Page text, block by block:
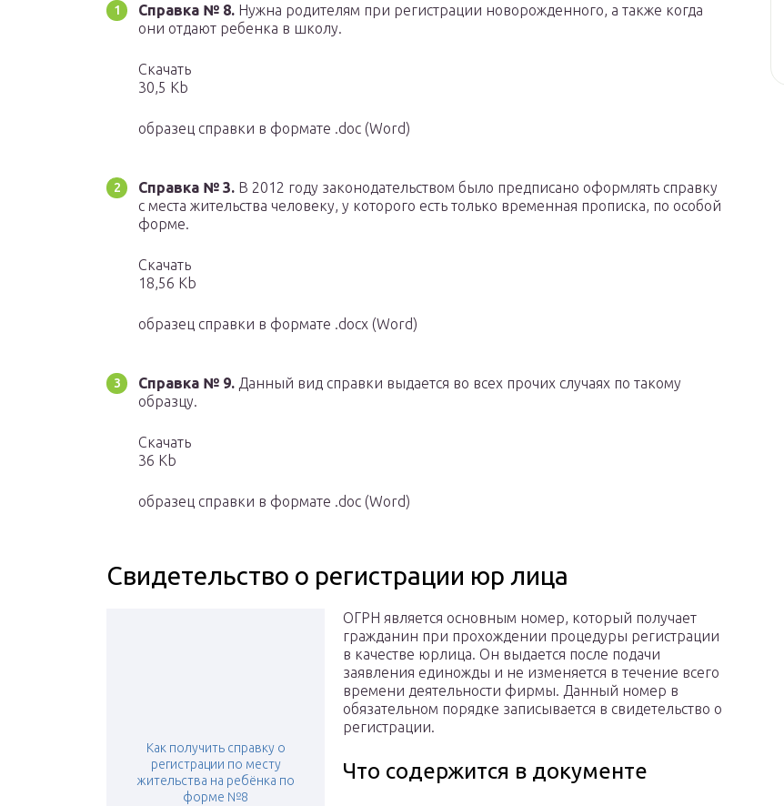
Справка № 8. Нужна родителям при регистрации новорожденного, а также когда
они отдают ребенка в школу.
Скачать
30,5 Kb
образец справки в формате .doc (Word)
Справка № 3. В 2012 году законодательством было предписано оформлять справку
с места жительства человеку, у которого есть только временная прописка, по особой
форме.
Скачать
18,56 Kb
образец справки в формате .docx (Word)
Справка № 9. Данный вид справки выдается во всех прочих случаях по такому
образцу.
Скачать
36 Kb
образец справки в формате .doc (Word)
Свидетельство о регистрации юр лица
Как получить справку о
регистрации по месту
жительства на ребёнка по
форме №8
ОГРН является основным номер, который получает
гражданин при прохождении процедуры регистрации
в качестве юрлица. Он выдается после подачи
заявления единожды и не изменяется в течение всего
времени деятельности фирмы. Данный номер в
обязательном порядке записывается в свидетельство о
регистрации.
Что содержится в документе